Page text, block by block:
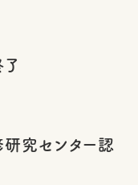
究センター認